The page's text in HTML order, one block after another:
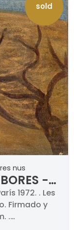
sold
nus
-
1972. . Les
Firmado y
.